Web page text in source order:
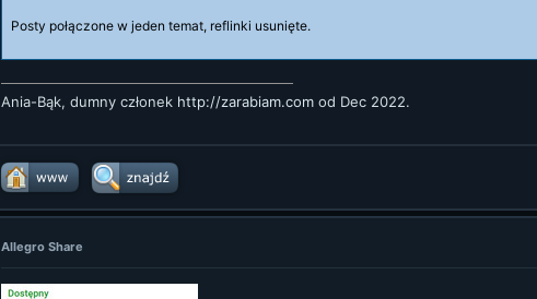
Posty połączone w jeden temat, reflinki usunięte.
Ania-Bąk, dumny członek http://zarabiam.com od Dec 2022.
Allegro Share